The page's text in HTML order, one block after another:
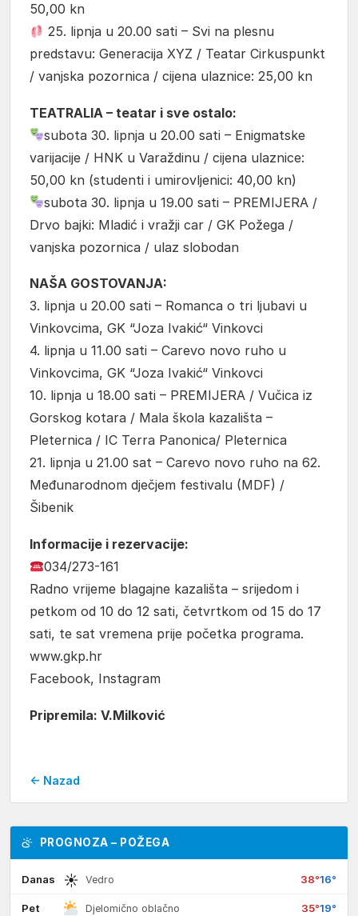
50,00 kn
25. lipnja u 20.00 sati – Svi na plesnu
predstavu: Generacija XYZ / Teatar Cirkuspunkt
/ vanjska pozornica / cijena ulaznice: 25,00 kn
TEATRALIA – teatar i sve ostalo:
subota 30. lipnja u 20.00 sati – Enigmatske
varijacije / HNK u Varaždinu / cijena ulaznice:
50,00 kn (studenti i umirovljenici: 40,00 kn)
subota 30. lipnja u 19.00 sati – PREMIJERA /
Drvo bajki: Mladić i vražji car / GK Požega /
vanjska pozornica / ulaz slobodan
NAŠA GOSTOVANJA:
3. lipnja u 20.00 sati – Romanca o tri ljubavi u
Vinkovcima, GK “Joza Ivakić“ Vinkovci
4. lipnja u 11.00 sati – Carevo novo ruho u
Vinkovcima, GK “Joza Ivakić“ Vinkovci
10. lipnja u 18.00 sati – PREMIJERA / Vučica iz
Gorskog kotara / Mala škola kazališta –
Pleternica / IC Terra Panonica/ Pleternica
21. lipnja u 21.00 sat – Carevo novo ruho na 62.
Međunarodnom dječjem festivalu (MDF) /
Šibenik
Informacije i rezervacije:
034/273-161
Radno vrijeme blagajne kazališta – srijedom i
petkom od 10 do 12 sati, četvrtkom od 15 do 17
sati, te sat vremena prije početka programa.
www.gkp.hr
Facebook, Instagram
Pripremila: V.Milković
← Nazad
PROGNOZA – POŽEGA
Danas ☀ Vedro 38°16°
Pet Djelomično oblačno 35°19°